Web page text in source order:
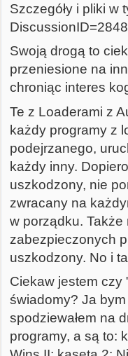
Szczegóły i pliki w
DiscussionID=2848
Swoją drogą to
przeniesione na
chroniąc interes
Te z Loaderami z
każdy programy z
podejrzanego,
każdy inny.
uszkodzony, nie
zwracany na
w porządku. Także
zabezpieczonych
uszkodzony. No i
Ciekaw jestem czy
świadomy? Ja
spodziewałem na
programy, a są to: